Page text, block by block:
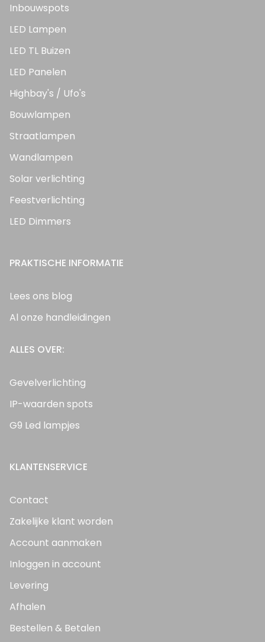
Inbouwspots
LED Lampen
LED TL Buizen
LED Panelen
Highbay's / Ufo's
Bouwlampen
Straatlampen
Wandlampen
Solar verlichting
Feestverlichting
LED Dimmers
PRAKTISCHE INFORMATIE
Lees ons blog
Al onze handleidingen
ALLES OVER:
Gevelverlichting
IP-waarden spots
G9 Led lampjes
KLANTENSERVICE
Contact
Zakelijke klant worden
Account aanmaken
Inloggen in account
Levering
Afhalen
Bestellen & Betalen